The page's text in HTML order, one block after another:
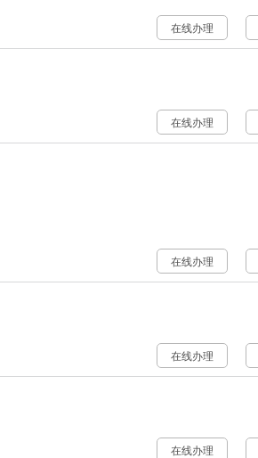
在线办理
在线办理
在线办理
在线办理
在线办理